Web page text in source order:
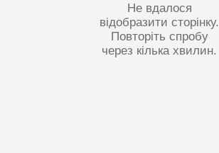
Не вдалося
відобразити сторінку.
Повторіть спробу
через кілька хвилин.